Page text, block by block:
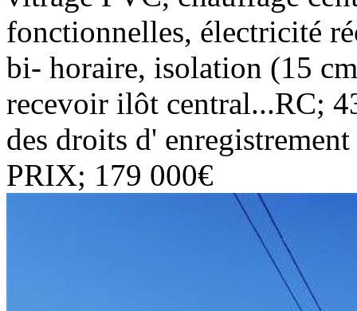
fonctionnelles, électricité
bi- horaire, isolation (15
recevoir ilôt central...RC;
des droits d'
PRIX; 179 000€